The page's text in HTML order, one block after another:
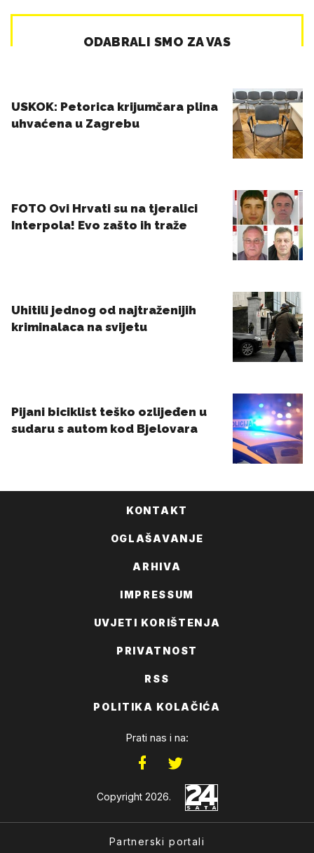
KONTAKT
OGLAŠAVANJE
ARHIVA
IMPRESSUM
UVJETI KORIŠTENJA
PRIVATNOST
RSS
POLITIKA KOLAČIĆA
Prati nas i na:
Copyright 2026.
Partnerski portali